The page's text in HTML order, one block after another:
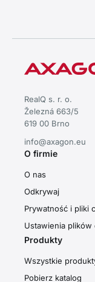
RealQ s. r. o.
Železná 663/5
619 00 Brno
info@axagon.eu
O firmie
O nas
Odkrywaj
Prywatność i pliki
Ustawienia plików
Produkty
Wszystkie
Pobierz katalog